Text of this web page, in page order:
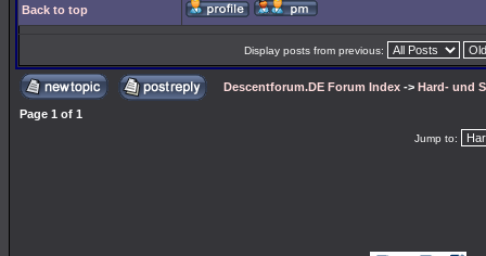
Back to top
Display posts from previous:
Descentforum.DE Forum Index -> Hard- und
Page 1 of 1
Jump to: